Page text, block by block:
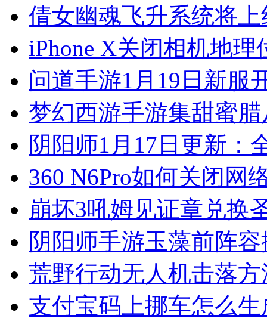
倩女幽魂飞升系统将
iPhone X关闭相机地理
问道手游1月19日新服
梦幻西游手游集甜蜜
阴阳师1月17日更新：
360 N6Pro如何关闭网
崩坏3吼姆见证章兑换
阴阳师手游玉藻前阵
荒野行动无人机击落
支付宝码上挪车怎么生